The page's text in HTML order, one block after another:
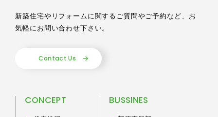
新築住宅やリフォームに関するご質問やご予約など、 お
気軽にお問い合わせ下さい。
Contact Us
CONCEPT BUSSINES